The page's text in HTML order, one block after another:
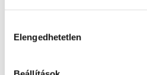
kiválasztása
Elengedhetetlen
2 hónapig, PRK és
A műtétet követően